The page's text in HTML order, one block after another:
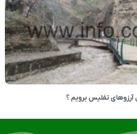
تفلیس برویم ؟